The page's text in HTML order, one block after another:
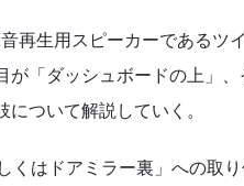
再生用スピーカーであるツ
が「ダッシュボードの上」
ついて解説していく。
くはドアミラー裏」への取